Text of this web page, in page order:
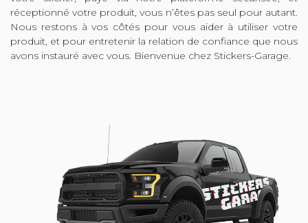
réceptionné votre produit, vous n’êtes pas seul pour autant.
Nous restons à vos côtés pour vous aider à utiliser votre
produit, et pour entretenir la relation de confiance que nous
avons instauré avec vous. Bienvenue chez Stickers-Garage.